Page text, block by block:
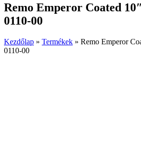
Remo Emperor Coated
0110-00
Kezdőlap » Termékek » Remo Emperor
0110-00